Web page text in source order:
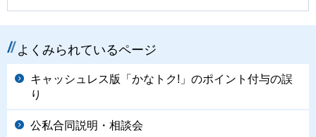
よくみられているページ
キャッシュレス版「かなトク!」のポイント付与の誤
り
公私合同説明・相談会